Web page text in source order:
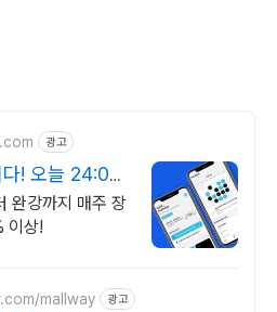
광고
다! 오늘 24:00
완강까지 매주 장
이상!
mallway 광고